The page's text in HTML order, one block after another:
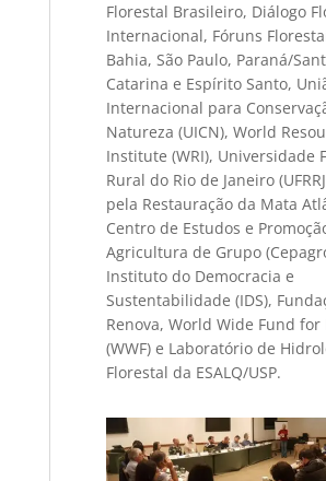
Florestal Brasileiro, Diálogo
Internacional, Fóruns
Bahia, São Paulo, Paraná/
Catarina e Espírito Santo,
Internacional para
Natureza (UICN), World
Institute (WRI), Universidade
Rural do Rio de Janeiro
pela Restauração da Mata
Centro de Estudos e
Agricultura de Grupo
Instituto do Democracia e
Sustentabilidade (IDS),
Renova, World Wide Fund
(WWF) e Laboratório de
Florestal da ESALQ/USP.